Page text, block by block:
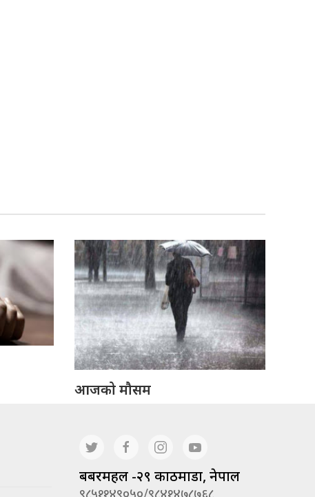
आजको मौसम
बबरमहल -२९ काठमाडौं, नेपाल